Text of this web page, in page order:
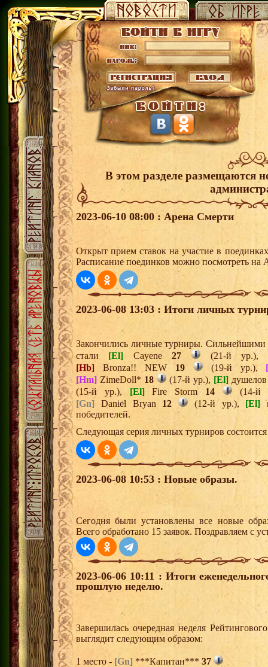
В этом разделе размещаются
2023-06-10 08:00 : Арена Смерти
Открыт прием ставок на участие в
Расписание поединков можно посмотреть на
2023-06-08 13:03 : Итоги личных
Закончились личные турниры. Сильнейшими
стали [El] Cayene27
(21-й ур.),
[Hb] Bronza!! NEW 19 (19-й ур.),
[Hm] ZimeDoll* 18 (17-й ур.), [El]
(15-й ур.), [El]Fire Storm 14
(14-й
[Gn] Daniel Bryan 12 (12-й ур.), [El]
победителей.
Следующая серия личных турниров состоится
2023-06-08 10:53 : Новые образы.
Сегодня были установлены все новые
Всего обработано 15 заявок. Поздравляем с
2023-06-06 10:11 : Итоги
прошлую неделю.
Завершилась очередная неделя
выглядит следующим образом:
1 место - [Gn] ***Капитан*** 37